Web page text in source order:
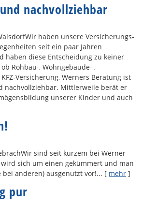
nachvollziehbar
haben unsere Versicherungs-
seit ein paar Jahren
haben diese Entscheidung zu keiner
Rohbau-, Wohngebäude- ,
Versicherung, Werners Beratung ist
nachvollziehbar. Mittlerweile berät er
unserer Kinder und auch
sind seit kurzem bei Werner
sich um einen gekümmert und man
anderen) ausgenutzt vor!... [ mehr ]
pur